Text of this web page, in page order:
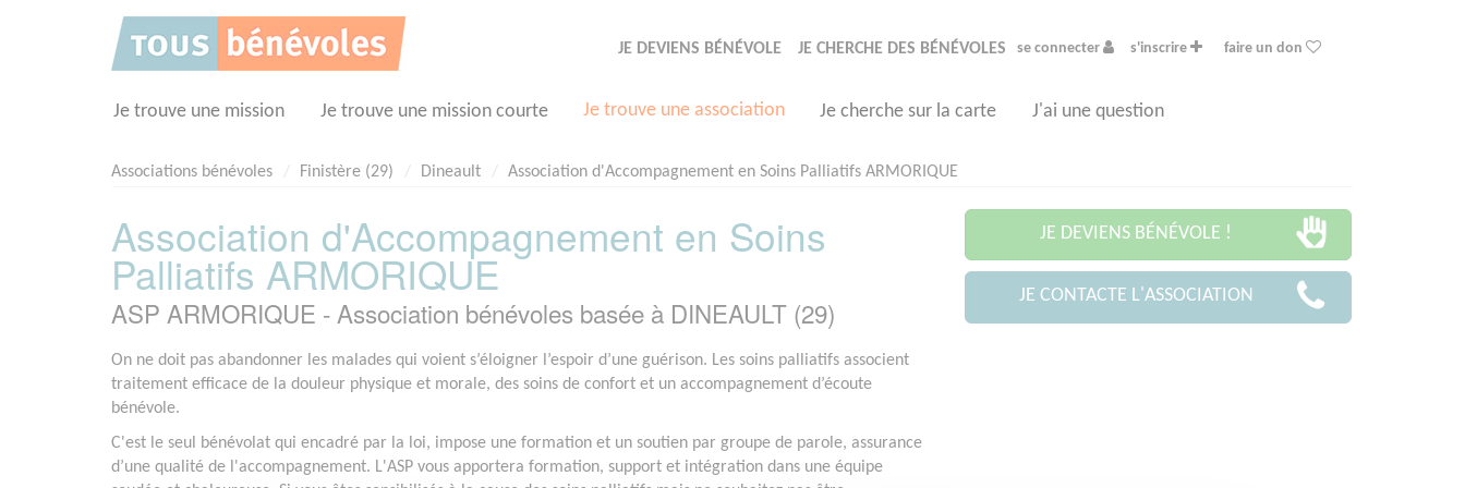
JE DEVIENS BÉNÉVOLE JE CHERCHE DES BÉNÉVOLES se connecter s'inscrire faire un don
Je trouve une mission Je trouve une mission courte Je trouve une association Je cherche sur la carte J'ai une question
Associations bénévoles Finistère (29) Dineault Association d'Accompagnement en Soins Palliatifs ARMORIQUE
Association d'Accompagnement en Soins
Palliatifs ARMORIQUE
ASP ARMORIQUE - Association bénévoles basée à DINEAULT (29)
On ne doit pas abandonner les malades qui voient s’éloigner l’espoir d’une guérison. Les soins palliatifs associent
traitement efficace de la douleur physique et morale, des soins de confort et un accompagnement d’écoute
bénévole.
C'est le seul bénévolat qui encadré par la loi, impose une formation et un soutien par groupe de parole, assurance
d’une qualité de l'accompagnement. L'ASP vous apportera formation, support et intégration dans une équipe
JE DEVIENS BÉNÉVOLE !
JE CONTACTE L'ASSOCIATION